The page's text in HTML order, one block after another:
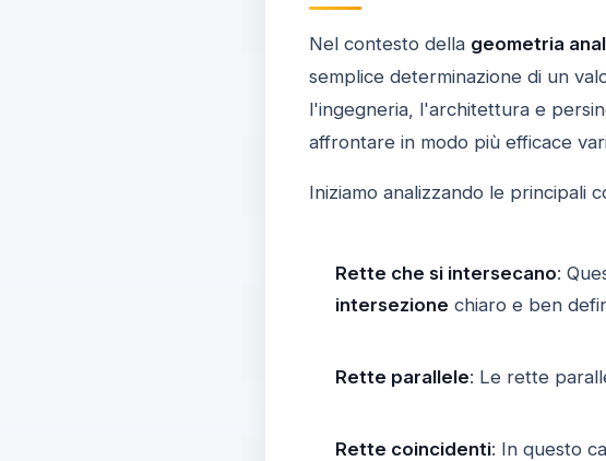
Nel contesto della geometria
semplice determinazione di un
l'ingegneria, l'architettura e
affrontare in modo più efficace
Iniziamo analizzando le principali
Rette che si intersecano:
intersezione chiaro e ben
Rette parallele: Le rette
Rette coincidenti: In questo